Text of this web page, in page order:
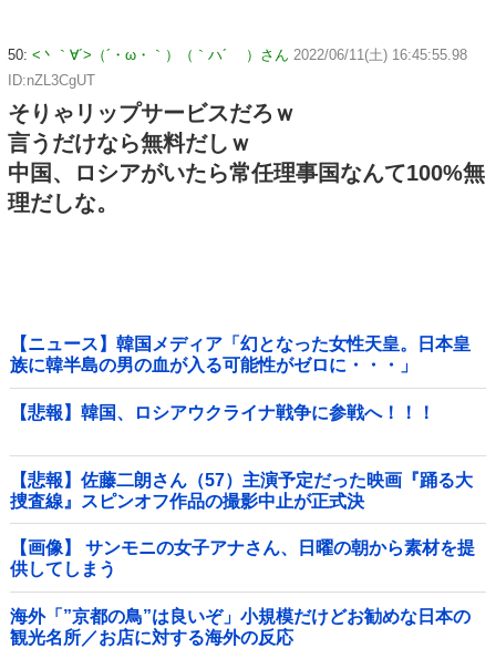
50: <丶｀∀´>（´・ω・｀）（｀ハ´ ）さん 2022/06/11(土) 16:45:55.98
ID:nZL3CgUT
そりゃリップサービスだろｗ
言うだけなら無料だしｗ
中国、ロシアがいたら常任理事国なんて100%無
理だしな。
【ニュース】韓国メディア「幻となった女性天皇。日本皇
族に韓半島の男の血が入る可能性がゼロに・・・」
【悲報】韓国、ロシアウクライナ戦争に参戦へ！！！
【悲報】佐藤二朗さん（57）主演予定だった映画『踊る大
捜査線』スピンオフ作品の撮影中止が正式決
定・・・・・・・・・他
【画像】 サンモニの女子アナさん、日曜の朝から素材を提
供してしまう
海外「”京都の鳥”は良いぞ」小規模だけどお勧めな日本の
観光名所／お店に対する海外の反応